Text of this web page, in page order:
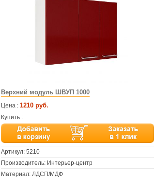
Верхний модуль ШВУП 1000
Цена : 1210 руб.
Купить :
Артикул: 5210
Производитель: Интерьер-центр
Материал: ЛДСП/МДФ